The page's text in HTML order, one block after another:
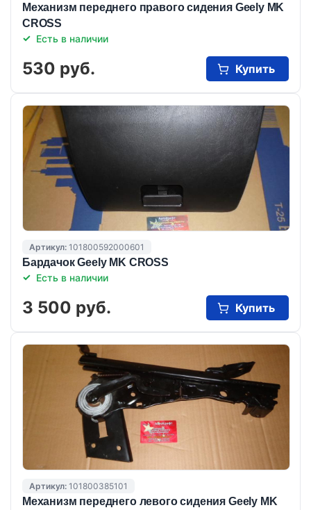
Механизм переднего правого сидения Geely MK
CROSS
Есть в наличии
530 руб. Купить
Артикул: 101800592000601
Бардачок Geely MK CROSS
Есть в наличии
3 500 руб. Купить
Артикул: 101800385101
Механизм переднего левого сидения Geely MK